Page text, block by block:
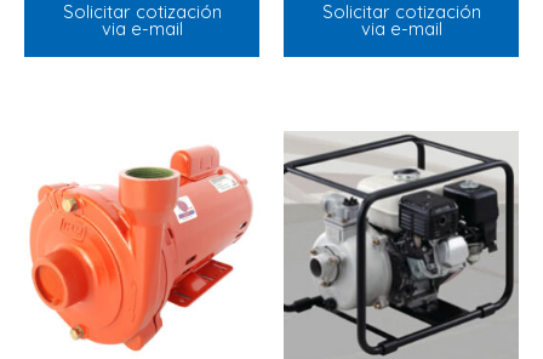
Solicitar cotización
via e-mail
Solicitar cotización
via e-mail